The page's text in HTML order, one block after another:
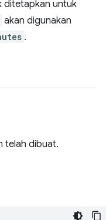
ditetapkan untuk
akan digunakan
.
telah dibuat.